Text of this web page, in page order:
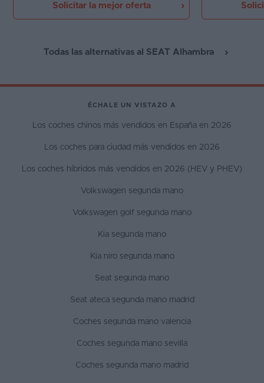
muy razonable para todo lo que ofrece
Solicitar la mejor oferta
Todas las alternativas al SEAT Alhambra
ÉCHALE UN VISTAZO A
Los coches chinos más vendidos en España en 2026
Los coches para ciudad más vendidos en 2026
Los coches híbridos más vendidos en 2026 (HEV y PHEV)
Volkswagen segunda mano
Volkswagen golf segunda mano
Kia segunda mano
Kia niro segunda mano
Seat segunda mano
Seat ateca segunda mano madrid
Coches segunda mano valencia
Coches segunda mano sevilla
Coches segunda mano madrid